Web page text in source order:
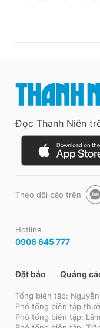
Đọc Thanh Niên
Theo dõi báo trên
Hotline
0906 645 777
Đặt báo Quảng
Tổng biên tập:
Phó tổng biên tập
Phó tổng biên tập: